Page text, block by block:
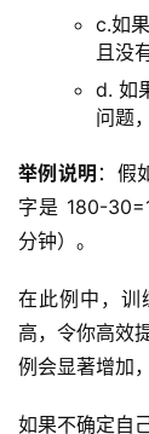
c.如
且没
d. 如
问题
举例说明 ：假
字是 180-
分钟）。
在此例中，训
高，令你高效
例会显著增加
如果不确定自